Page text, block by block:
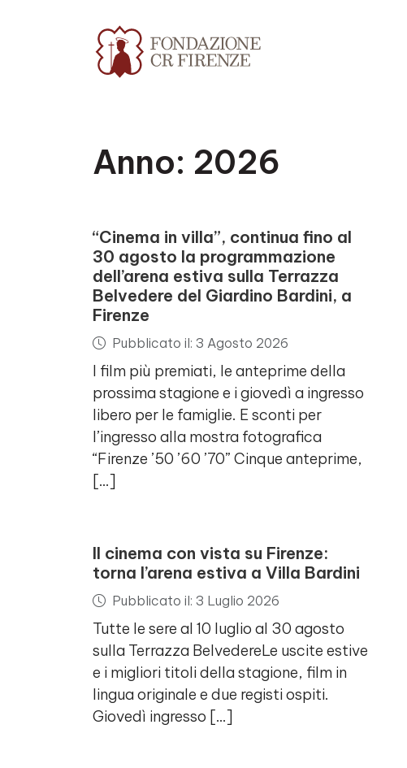
Anno: 2026
“Cinema in villa”, continua fino al
30 agosto la programmazione
dell’arena estiva sulla Terrazza
Belvedere del Giardino Bardini, a
Firenze
Pubblicato il: 3 Agosto 2026
I film più premiati, le anteprime della
prossima stagione e i giovedì a ingresso
libero per le famiglie. E sconti per
l’ingresso alla mostra fotografica
“Firenze ’50 ’60 ’70” Cinque anteprime,
[…]
Il cinema con vista su Firenze:
torna l’arena estiva a Villa Bardini
Pubblicato il: 3 Luglio 2026
Tutte le sere al 10 luglio al 30 agosto
sulla Terrazza BelvedereLe uscite estive
e i migliori titoli della stagione, film in
lingua originale e due registi ospiti.
Giovedì ingresso […]